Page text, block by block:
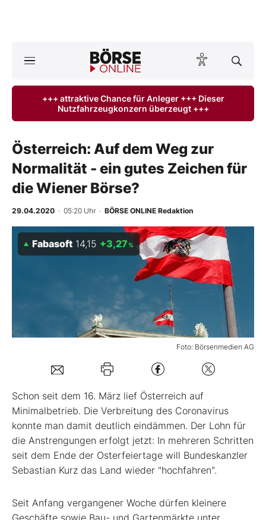
ktuelle Ausgabe BÖRSE ONLINE lesen
Anlageprodukte
Finanz-Check
BO-Musterdepots
Experten
Mein Konto
Folgen Sie uns
Kontakt
+++ attraktive Chance für Anleger +++ Dieser
Nutzfahrzeugkonzern überzeugt +++
Österreich: Auf dem Weg zur
Normalität - ein gutes Zeichen für
die Wiener Börse?
29.04.2020 · 05:20 Uhr · BÖRSE ONLINE Redaktion
Foto: Börsenmedien AG
Fabasoft 14,15 +3,27 %
Schon seit dem 16. März lief Österreich auf
Minimalbetrieb. Die Verbreitung des Coronavirus
konnte man damit deutlich eindämmen. Der Lohn für
die Anstrengungen erfolgt jetzt: In mehreren Schritten
seit dem Ende der Osterfeiertage will Bundeskanzler
Sebastian Kurz das Land wieder "hochfahren".
Seit Anfang vergangener Woche dürfen kleinere